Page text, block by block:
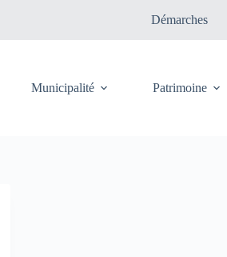
Démarches
Municipalité Patrimoine